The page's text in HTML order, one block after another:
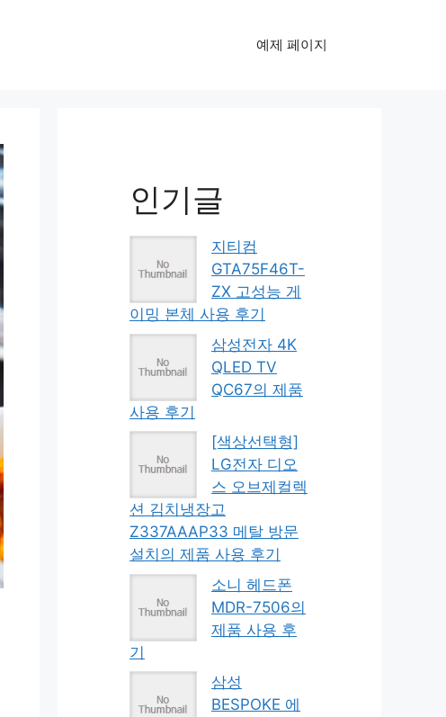
예제 페이지
인기글
지티컴
GTA75F46T-
ZX 고성능 게
이밍 본체 사용 후기
삼성전자 4K
QLED TV
QC67의 제품
사용 후기
[색상선택형]
LG전자 디오
스 오브제컬렉
션 김치냉장고
Z337AAAP33 메탈 방문
설치의 제품 사용 후기
소니 헤드폰
MDR-7506의
제품 사용 후
기
삼성
BESPOKE 에